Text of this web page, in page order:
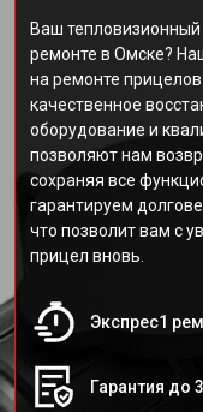
Ваш тепловизионный
ремонте в Омске?
на ремонте
качественное
оборудование и
позволяют нам
сохраняя все
гарантируем
что позволит вам с
прицел вновь.
Экспрес1
Гарантия до